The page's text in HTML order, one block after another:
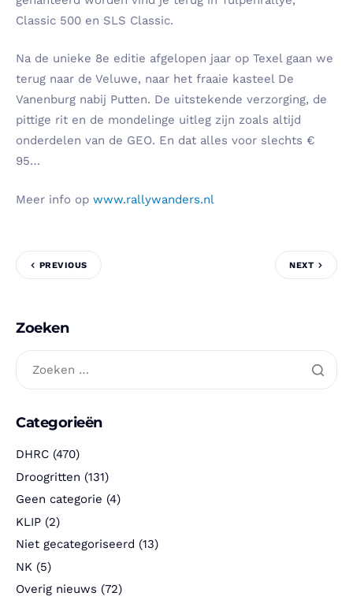
Classic 500 en SLS Classic.
Na de unieke 8e editie afgelopen jaar op Texel gaan we
terug naar de Veluwe, naar het fraaie kasteel De
Vanenburg nabij Putten. De uitstekende verzorging, de
pittige rit en de mondelinge uitleg zijn zoals altijd
onderdelen van de GEO. En dat alles voor slechts €
95…
Meer info op www.rallywanders.nl
PREVIOUS NEXT
Zoeken
Categorieën
DHRC (470)
Droogritten (131)
Geen categorie (4)
KLIP (2)
Niet gecategoriseerd (13)
NK (5)
Overig nieuws (72)